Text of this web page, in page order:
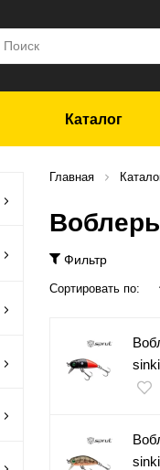
Каталог
Главная
Фильтр
Сортировать по: